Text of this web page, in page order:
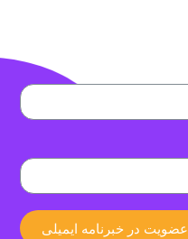
عضویت در خبرنامه ایمیلی